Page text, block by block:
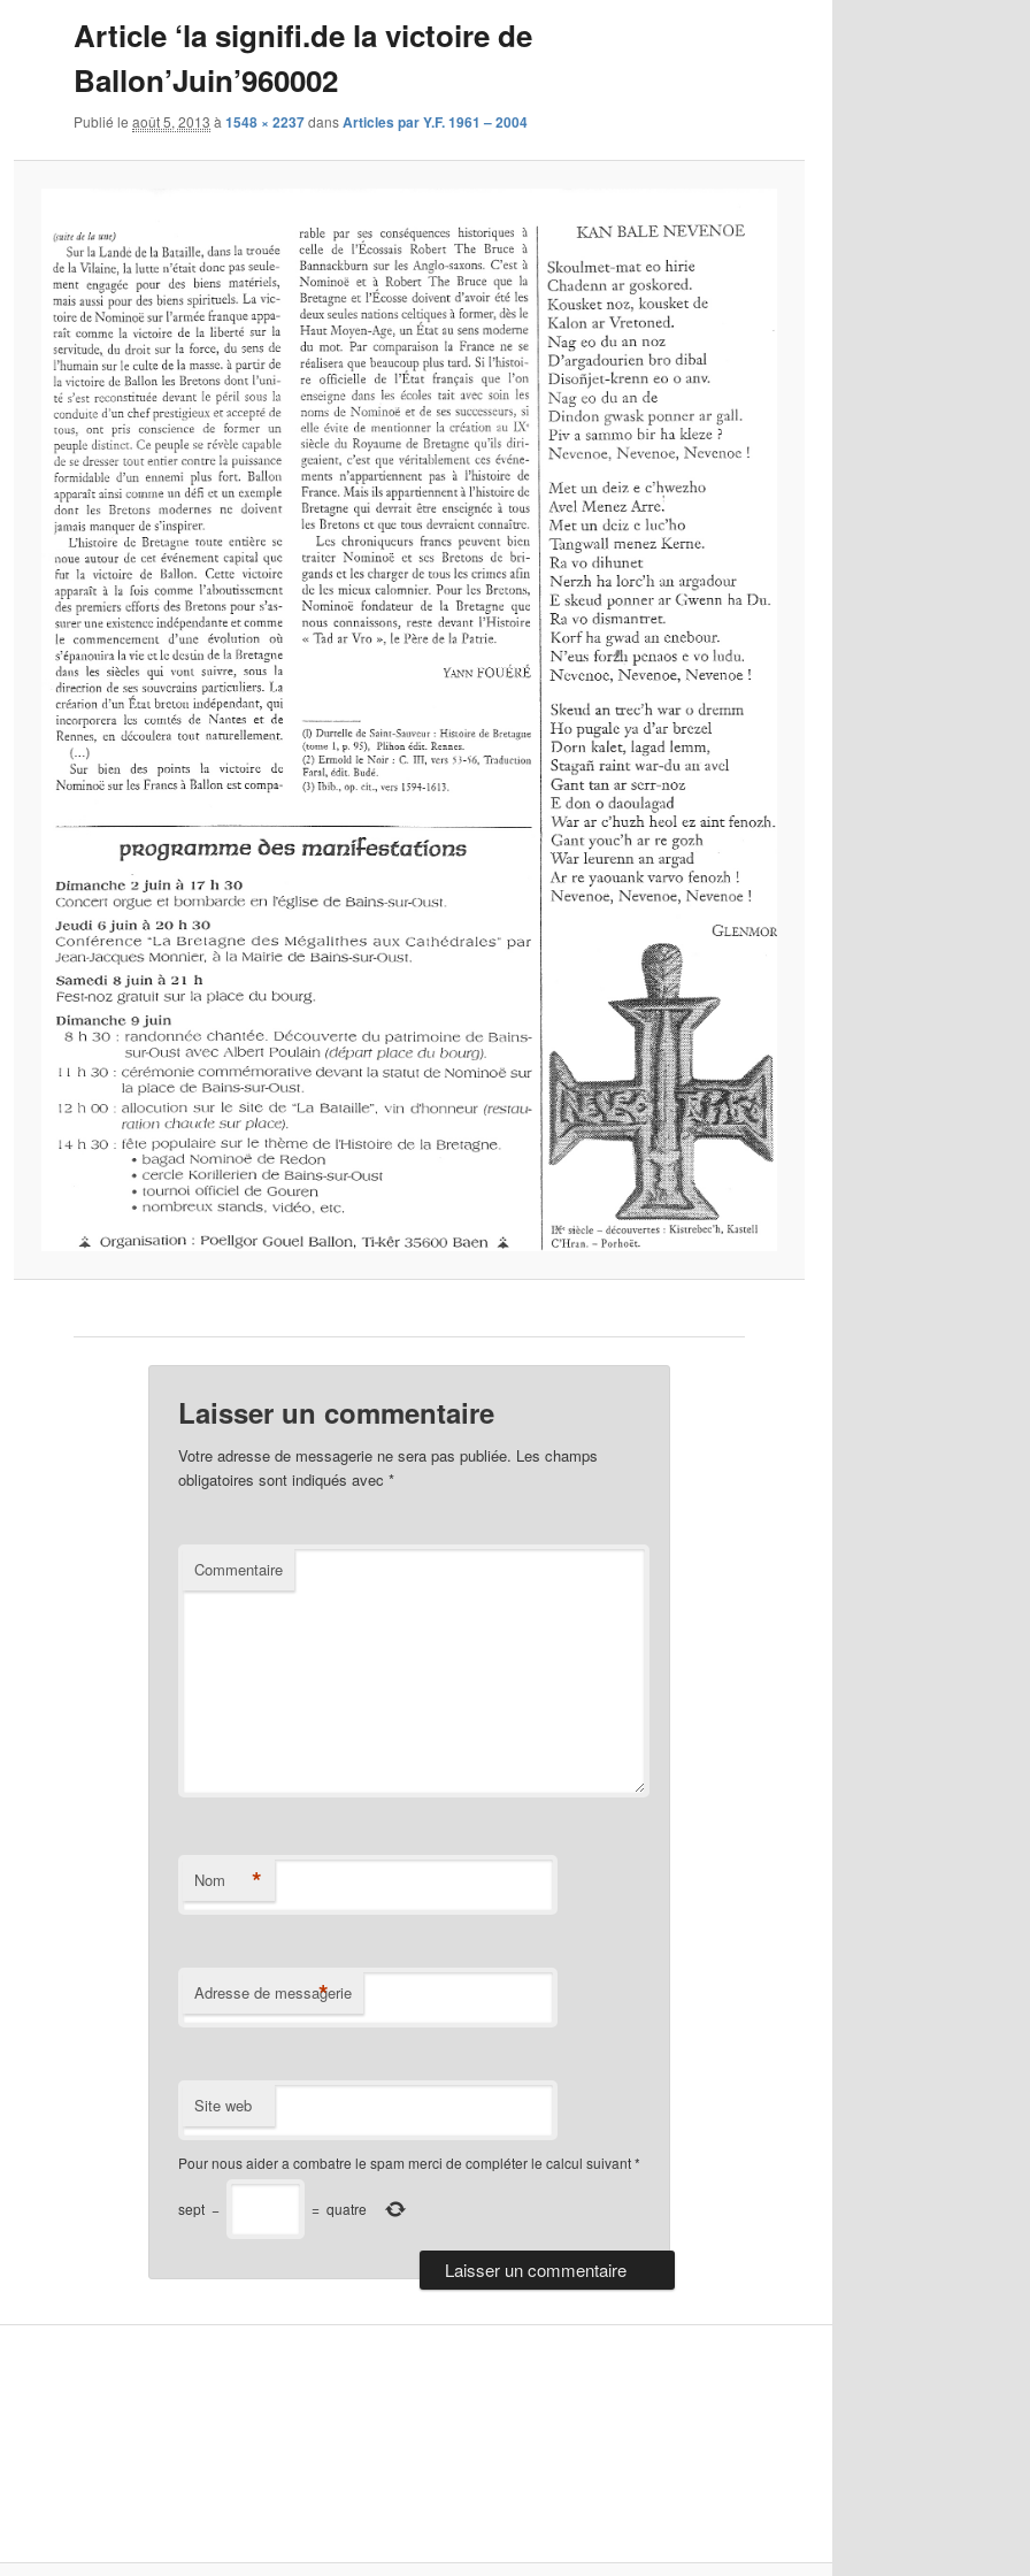
Article ‘la signifi.de la victoire de
Ballon’Juin’960002
Publié le août 5, 2013 à 1548 × 2237dansArticles par Y.F. 1961 – 2004
Laisser un commentaire
Votre adresse de messagerie ne sera pas publiée. Les champs
obligatoires sont indiqués avec *
Commentaire
Nom *
Adresse de messagerie
*
Site web
Pour nous aider a combatre le spam merci de compléter le calcul suivant*
sept − = quatre